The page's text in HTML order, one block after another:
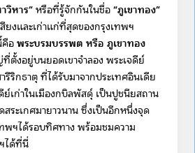
วิหาร”หรือที่รู้จักกันในชื่อ“ภูเขาทอง”
ยงและเก่าแก่ที่สุดของกรุงเทพฯ
อพระบรมบรรพต หรือ ภูเขาทอง
ตั้งอยู่บนยอดเขาจำลอง พระเจดีย์
ริกธาตุ ที่ได้รับมาจากประเทศอินเดีย
ย์เก่าในเมืองกบิลพัสดุ์ เป็นปูชนียสถาน
ะเกศมายาวนาน ซึ่งเป็นอีกหนึ่งจุด
พฯได้รอบทิศทาง พร้อมชมความ
ได้ที่นี่